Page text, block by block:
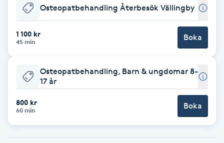
Babylights
Balayage
Bambumassage
Barber
Osteopatbehandling Återbesök Vällingby
1 100 kr
45 min Boka
Osteopatbehandling, Barn & ungdomar 8-
17 år
800 kr
60 min Boka